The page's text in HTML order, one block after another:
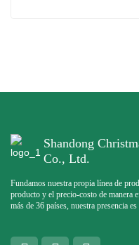
Shandong
Co., Ltd.
Fundamos nuestra propia línea de
producto y el precio-costo de manera
más de 36 países, nuestra presencia es